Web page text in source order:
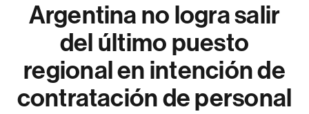
Argentina no logra salir
del último puesto
regional en intención de
contratación de personal